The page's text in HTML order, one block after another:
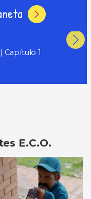
Capítulo 1
E.C.O.